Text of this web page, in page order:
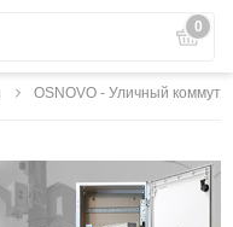
0
OSNOVO - Уличный